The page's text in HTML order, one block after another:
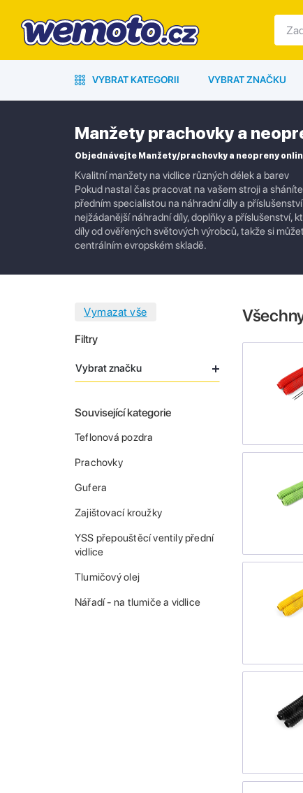
VYBRAT KATEGORII VYBRAT ZNAČKU
Manžety prachovky a
Objednávejte Manžety/prachovky a neopreny
Kvalitní manžety na vidlice různých délek a barev
Pokud nastal čas pracovat na vašem stroji a
předním specialistou na náhradní díly a
nejžádanější náhradní díly, doplňky a příslušenství,
díly od ověřených světových výrobců, takže si
centrálním evropském skladě.
Filtry
Vybrat značku
Související kategorie
Teflonová pozdra
Prachovky
Gufera
Zajištovací kroužky
YSS přepouštěcí ventily přední
vidlice
Tlumičový olej
Nářadí - na tlumiče a vidlice